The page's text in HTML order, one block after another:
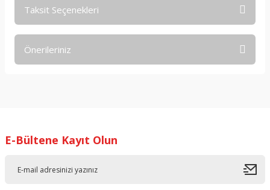
Taksit Seçenekleri
Önerileriniz
Ürün resmi kalitesiz, bozuk veya görüntülenemiyor.
E-Bültene Kayıt Olun